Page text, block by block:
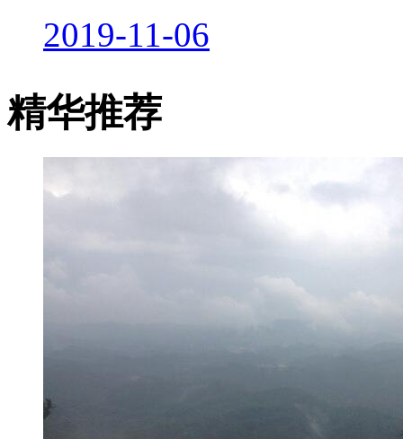
2019-11-06
精华推荐